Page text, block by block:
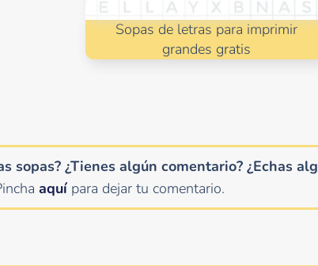
Sopas de letras para imprimir
grandes gratis
sopas? ¿Tienes algún comentario? ¿Echas
aquí para dejar tu comentario.